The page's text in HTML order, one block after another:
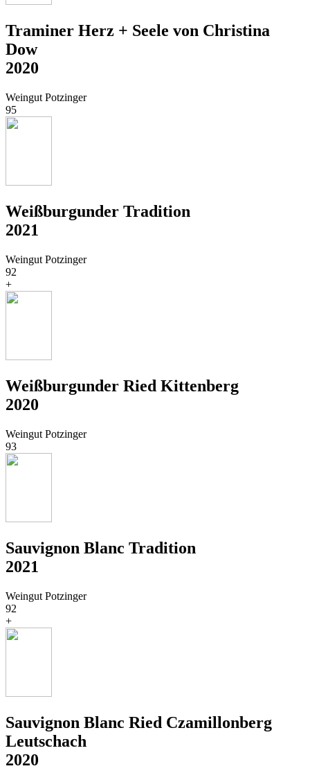
Traminer Herz + Seele von Christina
Dow
2020
Weingut Potzinger
95
Weißburgunder Tradition
2021
Weingut Potzinger
92
+
Weißburgunder Ried Kittenberg
2020
Weingut Potzinger
93
Sauvignon Blanc Tradition
2021
Weingut Potzinger
92
+
Sauvignon Blanc Ried Czamillonberg
Leutschach
2020